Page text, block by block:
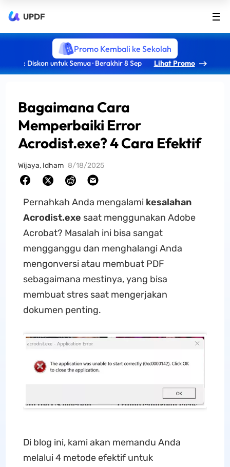
UPDF
Promo Kembali ke Sekolah
: Diskon untuk Semua · Berakhir 8 Sep Lihat Promo
Bagaimana Cara
Memperbaiki Error
Acrodist.exe? 4 Cara Efektif
Wijaya, Idham 8/18/2025
Pernahkah Anda mengalami kesalahan
Acrodist.exe saat menggunakan Adobe
Acrobat? Masalah ini bisa sangat
mengganggu dan menghalangi Anda
mengonversi atau membuat PDF
sebagaimana mestinya, yang bisa
membuat stres saat mengerjakan
dokumen penting.
Di blog ini, kami akan memandu Anda
melalui 4 metode efektif untuk